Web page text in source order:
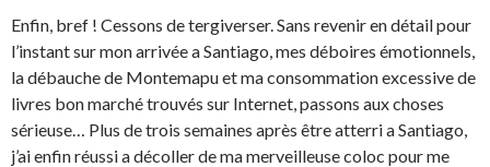
Enfin, bref ! Cessons de tergiverser. Sans revenir en détail pour
l’instant sur mon arrivée a Santiago, mes déboires émotionnels,
la débauche de Montemapu et ma consommation excessive de
livres bon marché trouvés sur Internet, passons aux choses
sérieuse… Plus de trois semaines après être atterri a Santiago,
j’ai enfin réussi a décoller de ma merveilleuse coloc pour me